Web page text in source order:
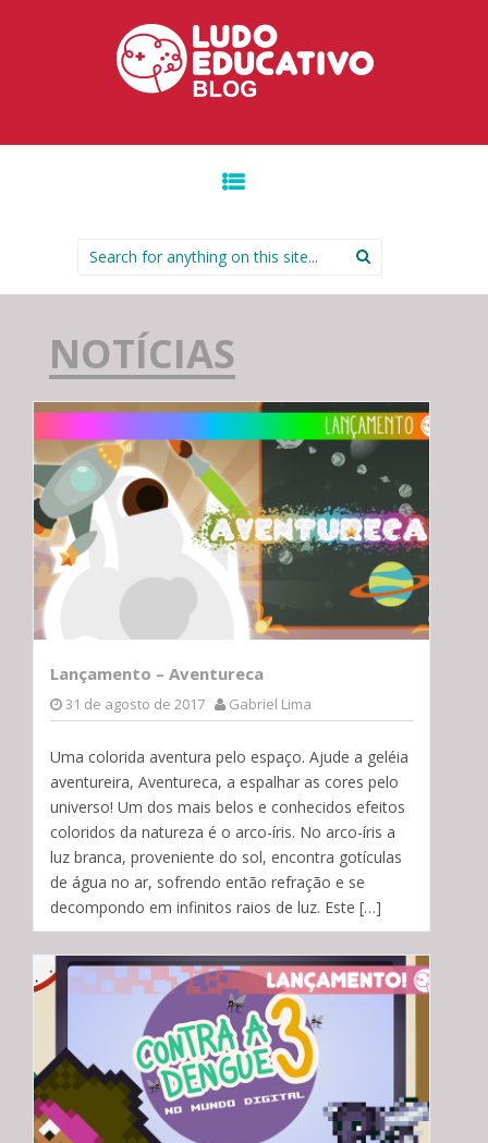
Search for:
NOTÍCIAS
Lançamento – Aventureca
31 de agosto de 2017 Gabriel Lima
Uma colorida aventura pelo espaço. Ajude a geléia
aventureira, Aventureca, a espalhar as cores pelo
universo! Um dos mais belos e conhecidos efeitos
coloridos da natureza é o arco-íris. No arco-íris a
luz branca, proveniente do sol, encontra gotículas
de água no ar, sofrendo então refração e se
decompondo em infinitos raios de luz. Este […]